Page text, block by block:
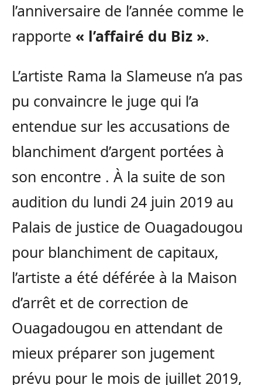
l’anniversaire de l’année comme le
rapporte « l’affairé du Biz ».
L’artiste Rama la Slameuse n’a pas
pu convaincre le juge qui l’a
entendue sur les accusations de
blanchiment d’argent portées à
son encontre . À la suite de son
audition du lundi 24 juin 2019 au
Palais de justice de Ouagadougou
pour blanchiment de capitaux,
l’artiste a été déférée à la Maison
d’arrêt et de correction de
Ouagadougou en attendant de
mieux préparer son jugement
prévu pour le mois de juillet 2019,